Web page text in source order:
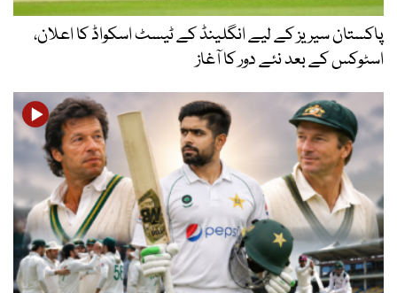
پاکستان سیریز کے لیے انگلینڈ کے ٹیسٹ اسکواڈ کا اعلان،
اسٹوکس کے بعد نئے دور کا آغاز